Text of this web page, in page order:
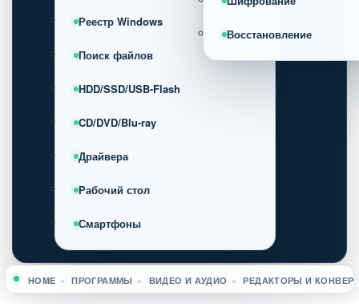
Реестр Windows
Поиск файлов
HDD/SSD/USB-Flash
CD/DVD/Blu-ray
Драйвера
Рабочий стол
Смартфоны
Восстановление
Вы здесь
HOME » ПРОГРАММЫ » ВИДЕО И АУДИО » РЕДАКТОРЫ И